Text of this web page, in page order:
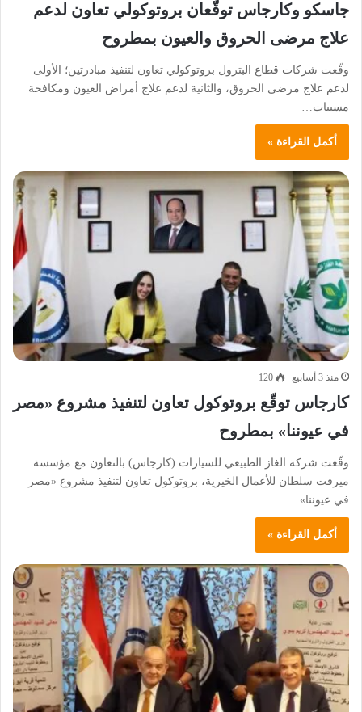
جاسكو وكارجاس توقّعان بروتوكولي تعاون لدعم
علاج مرضى الحروق والعيون بمطروح
وقّعت شركات قطاع البترول بروتوكولي تعاون لتنفيذ مبادرتين؛ الأولى
لدعم علاج مرضى الحروق، والثانية لدعم علاج أمراض العيون ومكافحة
مسببات…
أكمل القراءة »
منذ 3 أسابيع 120
كارجاس توقّع بروتوكول تعاون لتنفيذ مشروع «مصر
في عيوننا» بمطروح
وقّعت شركة الغاز الطبيعي للسيارات (كارجاس) بالتعاون مع مؤسسة
ميرفت سلطان للأعمال الخيرية، بروتوكول تعاون لتنفيذ مشروع «مصر
في عيوننا»…
أكمل القراءة »